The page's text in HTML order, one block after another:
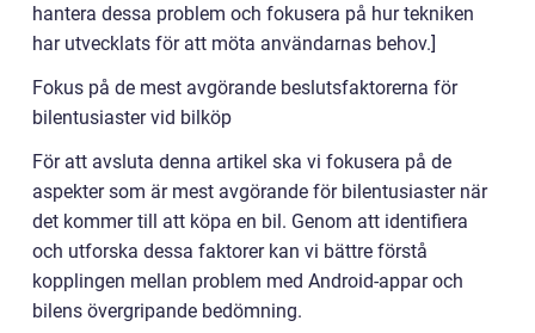
hantera dessa problem och fokusera på hur tekniken
har utvecklats för att möta användarnas behov.]
Fokus på de mest avgörande beslutsfaktorerna för
bilentusiaster vid bilköp
För att avsluta denna artikel ska vi fokusera på de
aspekter som är mest avgörande för bilentusiaster när
det kommer till att köpa en bil. Genom att identifiera
och utforska dessa faktorer kan vi bättre förstå
kopplingen mellan problem med Android-appar och
bilens övergripande bedömning.